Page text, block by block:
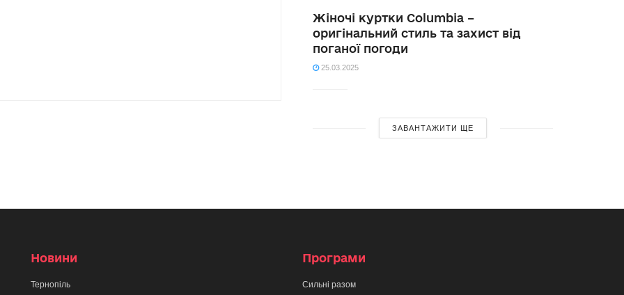
Жіночі куртки Columbia –
оригінальний стиль та захист від
поганої погоди
25.03.2025
ЗАВАНТАЖИТИ ЩЕ
Новини
Тернопіль
Програми
Сильні разом